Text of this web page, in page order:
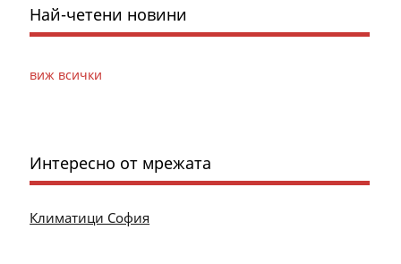
Най-четени новини
виж всички
Интересно от мрежата
Климатици София